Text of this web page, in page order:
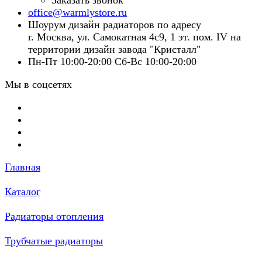
office@warmlystore.ru
Шоурум дизайн радиаторов по адресу
г. Москва, ул. Самокатная 4с9, 1 эт. пом. IV на
территории дизайн завода "Кристалл"
Пн-Пт 10:00-20:00 Сб-Вс 10:00-20:00
Мы в соцсетях
Главная
Каталог
Радиаторы отопления
Трубчатые радиаторы